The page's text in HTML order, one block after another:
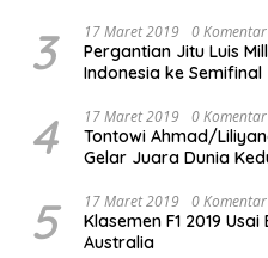
3 17 Maret 2019 0 Komentar
Pergantian Jitu Luis
Indonesia ke Semifinal
4 17 Maret 2019 0 Komentar
Tontowi Ahmad/
Gelar Juara Dunia
5 17 Maret 2019 0 Komentar
Klasemen F1 2019
Australia